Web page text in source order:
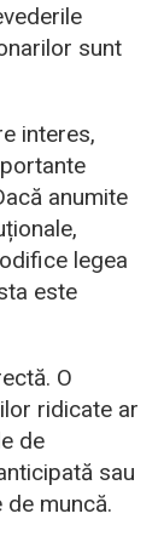
sunt
interes,
anumite
legea
este
O
ridicate ar
de
sau
muncă.